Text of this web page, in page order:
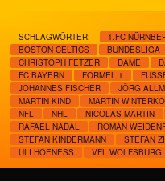
SCHLAGWÖRTER: 1.FC
BOSTON CELTICS
BUNDESLIGA
CHRISTOPH FETZER
DAME
FC BAYERN
FORMEL 1
JOHANNES FISCHER
JÖRG
MARTIN KIND
MARTIN
NFL
NHL NICOLAS MARTIN
RAFAEL NADAL
ROMAN
STEFAN KINDERMANN
STEFAN
ULI HOENESS
VFL WOLFSBURG